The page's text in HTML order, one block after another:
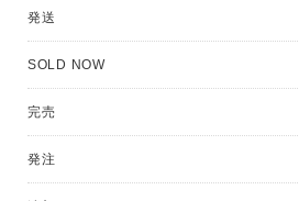
発送
SOLD NOW
完売
発注